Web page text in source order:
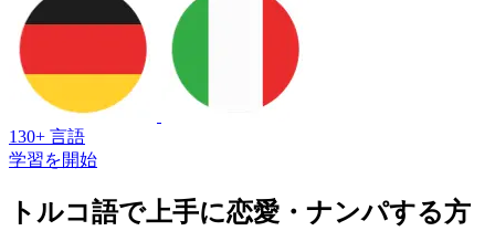
130+ 言語
学習を開始
トルコ語で上手に恋愛・ナンパする方